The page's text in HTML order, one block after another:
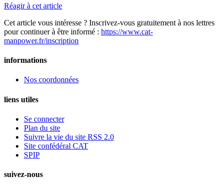
Réagir à cet article
Cet article vous intéresse ? Inscrivez-vous gratuitement à nos lettres
pour continuer à être informé : https://www.cat-
manpower.fr/inscription
informations
Nos coordonnées
liens utiles
Se connecter
Plan du site
Suivre la vie du site RSS 2.0
Site confédéral CAT
SPIP
suivez-nous